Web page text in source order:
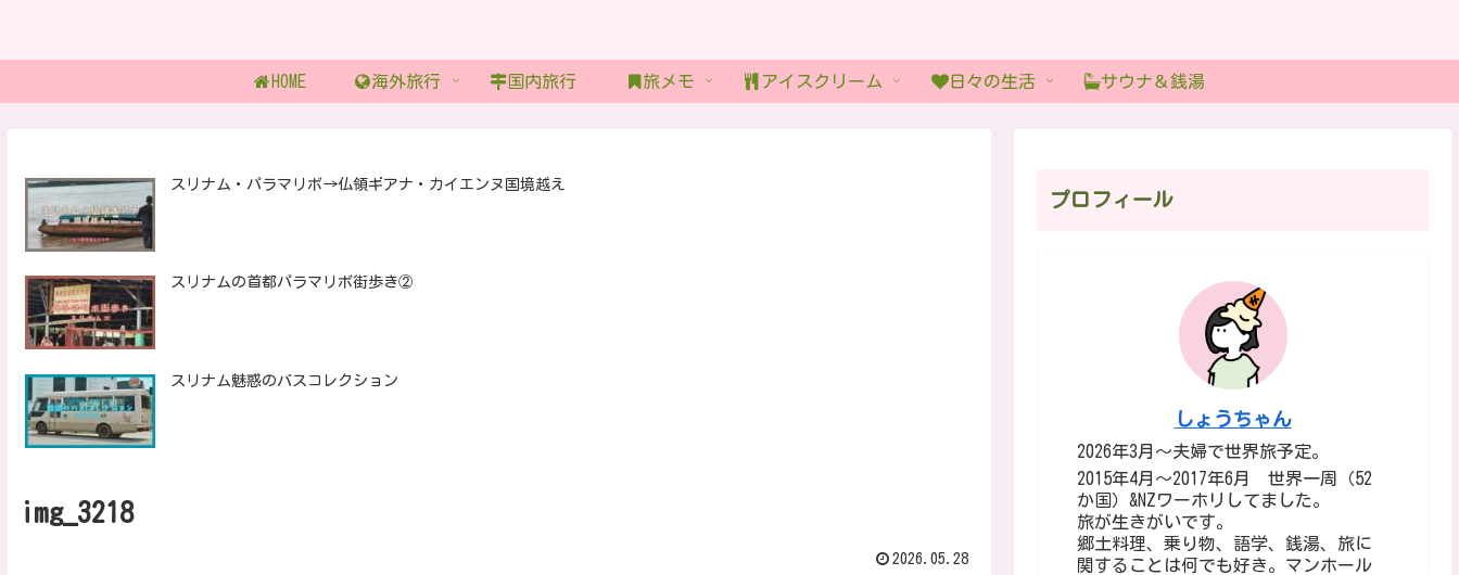
HOME 海外旅行 国内旅行 旅メモ アイスクリーム 日々の生活 サウナ＆銭湯
スリナム・パラマリボ→仏領ギアナ・カイエンヌ国境越え
スリナムの首都パラマリボ街歩き②
スリナム魅惑のバスコレクション
img_3218
2026.05.28
プロフィール
しょうちゃん
2026年3月～夫婦で世界旅予定。
2015年4月～2017年6月 世界一周（52
か国）&NZワーホリしてました。
旅が生きがいです。
郷土料理、乗り物、語学、銭湯、旅に
関することは何でも好き。マンホール